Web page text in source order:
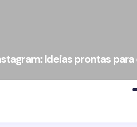
Ideias prontas